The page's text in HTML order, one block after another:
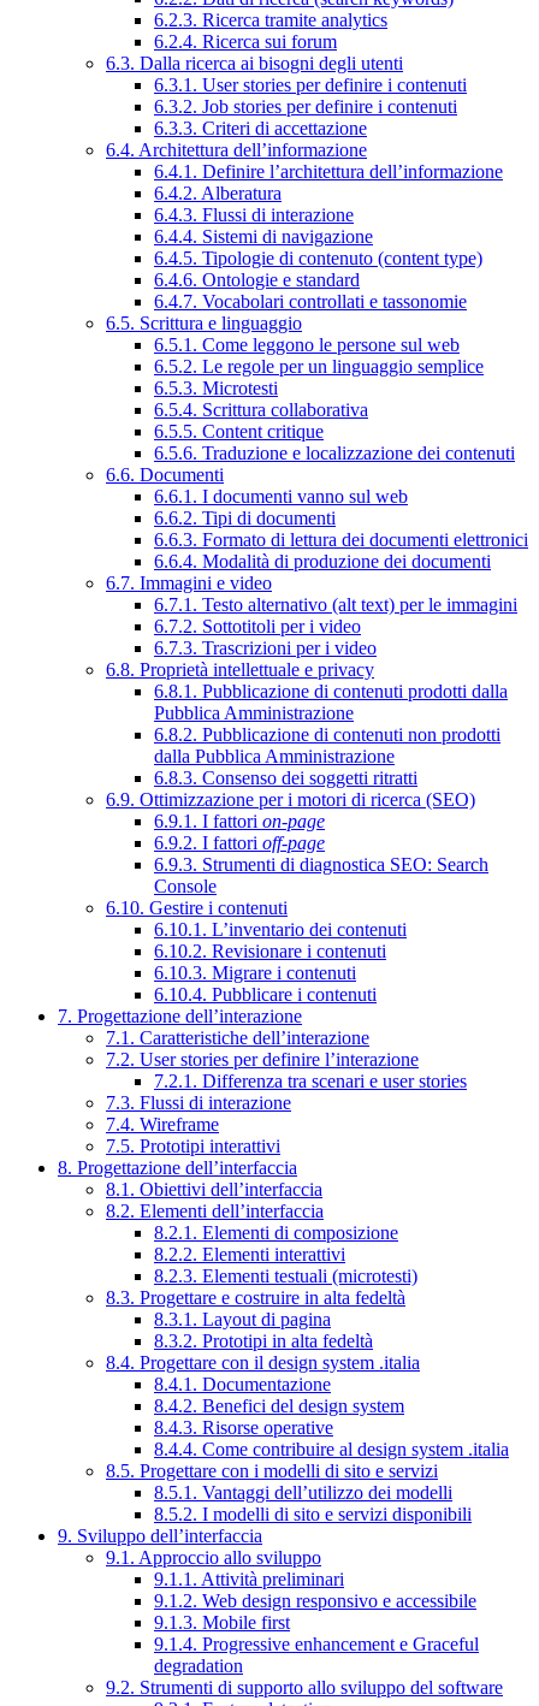
6.2.3. Ricerca tramite analytics
6.2.4. Ricerca sui forum
6.3. Dalla ricerca ai bisogni degli utenti
6.3.1. User stories per definire i contenuti
6.3.2. Job stories per definire i contenuti
6.3.3. Criteri di accettazione
6.4. Architettura dell’informazione
6.4.1. Definire l’architettura dell’informazione
6.4.2. Alberatura
6.4.3. Flussi di interazione
6.4.4. Sistemi di navigazione
6.4.5. Tipologie di contenuto (content type)
6.4.6. Ontologie e standard
6.4.7. Vocabolari controllati e tassonomie
6.5. Scrittura e linguaggio
6.5.1. Come leggono le persone sul web
6.5.2. Le regole per un linguaggio semplice
6.5.3. Microtesti
6.5.4. Scrittura collaborativa
6.5.5. Content critique
6.5.6. Traduzione e localizzazione dei contenuti
6.6. Documenti
6.6.1. I documenti vanno sul web
6.6.2. Tipi di documenti
6.6.3. Formato di lettura dei documenti elettronici
6.6.4. Modalità di produzione dei documenti
6.7. Immagini e video
6.7.1. Testo alternativo (alt text) per le immagini
6.7.2. Sottotitoli per i video
6.7.3. Trascrizioni per i video
6.8. Proprietà intellettuale e privacy
6.8.1. Pubblicazione di contenuti prodotti dalla
Pubblica Amministrazione
6.8.2. Pubblicazione di contenuti non prodotti
dalla Pubblica Amministrazione
6.8.3. Consenso dei soggetti ritratti
6.9. Ottimizzazione per i motori di ricerca (SEO)
6.9.1. I fattori on-page
6.9.2. I fattori off-page
6.9.3. Strumenti di diagnostica SEO: Search
Console
6.10. Gestire i contenuti
6.10.1. L’inventario dei contenuti
6.10.2. Revisionare i contenuti
6.10.3. Migrare i contenuti
6.10.4. Pubblicare i contenuti
7. Progettazione dell’interazione
7.1. Caratteristiche dell’interazione
7.2. User stories per definire l’interazione
7.2.1. Differenza tra scenari e user stories
7.3. Flussi di interazione
7.4. Wireframe
7.5. Prototipi interattivi
8. Progettazione dell’interfaccia
8.1. Obiettivi dell’interfaccia
8.2. Elementi dell’interfaccia
8.2.1. Elementi di composizione
8.2.2. Elementi interattivi
8.2.3. Elementi testuali (microtesti)
8.3. Progettare e costruire in alta fedeltà
8.3.1. Layout di pagina
8.3.2. Prototipi in alta fedeltà
8.4. Progettare con il design system .italia
8.4.1. Documentazione
8.4.2. Benefici del design system
8.4.3. Risorse operative
8.4.4. Come contribuire al design system .italia
8.5. Progettare con i modelli di sito e servizi
8.5.1. Vantaggi dell’utilizzo dei modelli
8.5.2. I modelli di sito e servizi disponibili
9. Sviluppo dell’interfaccia
9.1. Approccio allo sviluppo
9.1.1. Attività preliminari
9.1.2. Web design responsivo e accessibile
9.1.3. Mobile first
9.1.4. Progressive enhancement e Graceful
degradation
9.2. Strumenti di supporto allo sviluppo del software